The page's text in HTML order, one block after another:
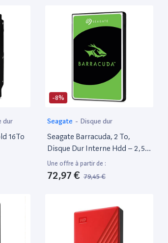
dur
16To
-8%
Seagate - Disque dur
Seagate Barracuda, 2 To,
Disque Dur Interne Hdd – 2,5"
Sata 6 Gbit/S 5 400 Tr/Min,
128 Mo De Mémoire Cache,
Pour PC Portable
Une offre à partir de :
72,97 € 79,45 €